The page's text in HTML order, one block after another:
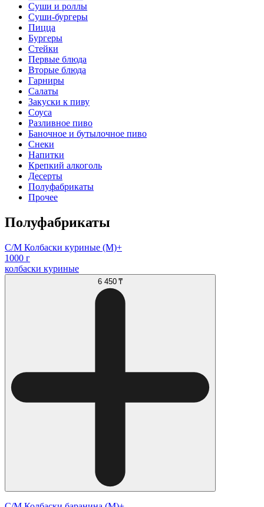
Суши и роллы
Суши-бургеры
Пицца
Бургеры
Стейки
Первые блюда
Вторые блюда
Гарниры
Салаты
Закуски к пиву
Соуса
Разливное пиво
Баночное и бутылочное пиво
Снеки
Напитки
Крепкий алкоголь
Десерты
Полуфабрикаты
Прочее
Полуфабрикаты
С/М Колбаски куриные (М)+
1000 г
колбаски куриные
6 450 ₸